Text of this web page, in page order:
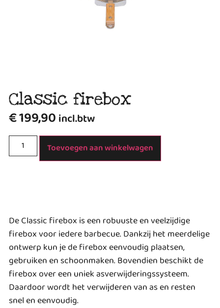
Classic firebox
€199,90 incl.btw
Toevoegen aan winkelwagen
De Classic firebox is een robuuste en veelzijdige
firebox voor iedere barbecue. Dankzij het meerdelige
ontwerp kun je de firebox eenvoudig plaatsen,
gebruiken en schoonmaken. Bovendien beschikt de
firebox over een uniek asverwijderingssysteem.
Daardoor wordt het verwijderen van as en resten
snel en eenvoudig.